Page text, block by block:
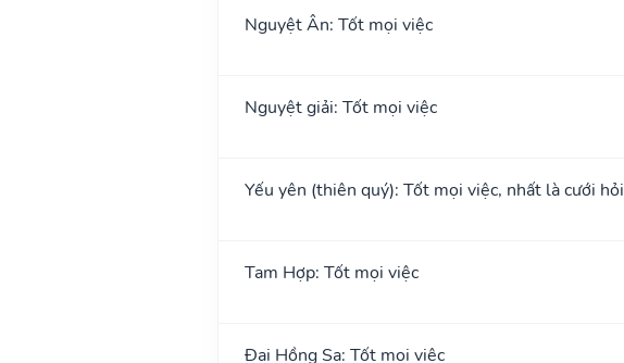
Nguyệt Ân: Tốt mọi việc
Nguyệt giải: Tốt mọi việc
Yếu yên (thiên quý): Tốt mọi việc, nhất là cưới hỏi
Tam Hợp: Tốt mọi việc
Đại Hồng Sa: Tốt mọi việc